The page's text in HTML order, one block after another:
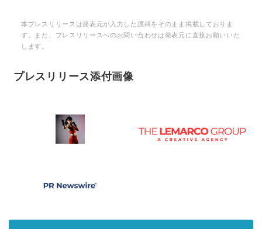
本プレスリリースは発表元が入力した原稿をそのまま掲載しておりま
す。また、プレスリリースへのお問い合わせは発表元に直接お願いいた
します。
プレスリリース添付画像